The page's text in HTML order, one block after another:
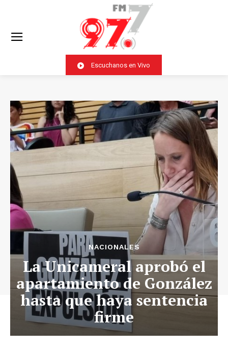
Escuchanos en Vivo
NACIONALES
La Unicameral aprobó el
apartamiento de González
hasta que haya sentencia
firme